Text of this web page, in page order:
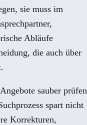
sie muss im
Abläufe
die auch über
sauber prüfen
spart nicht
Korrekturen,